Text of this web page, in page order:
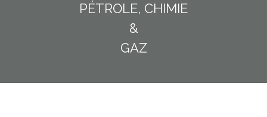
PÉTROLE, CHIMIE
&
GAZ